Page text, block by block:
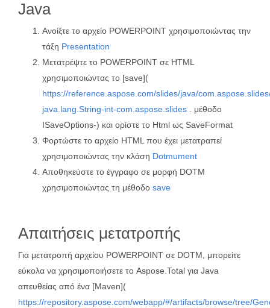
Java
Ανοίξτε το αρχείο POWERPOINT χρησιμοποιώντας την
τάξη Presentation
Μετατρέψτε το POWERPOINT σε HTML
χρησιμοποιώντας το [save](
https://reference.aspose.com/slides/java/
java.lang.String-int-com.aspose.slides . μέθοδο
ISaveOptions-) και ορίστε το Html ως SaveFormat
Φορτώστε το αρχείο HTML που έχει μετατραπεί
χρησιμοποιώντας την κλάση Dotmument
Αποθηκεύστε το έγγραφο σε μορφή DOTM
χρησιμοποιώντας τη μέθοδο save
Απαιτήσεις μετατροπής
Για μετατροπή αρχείου POWERPOINT σε DOTM, μπορείτε
εύκολα να χρησιμοποιήσετε το Aspose.Total για Java
απευθείας από ένα [Maven](
https://repository.aspose.com/webapp/#/artifacts/browse/tree/